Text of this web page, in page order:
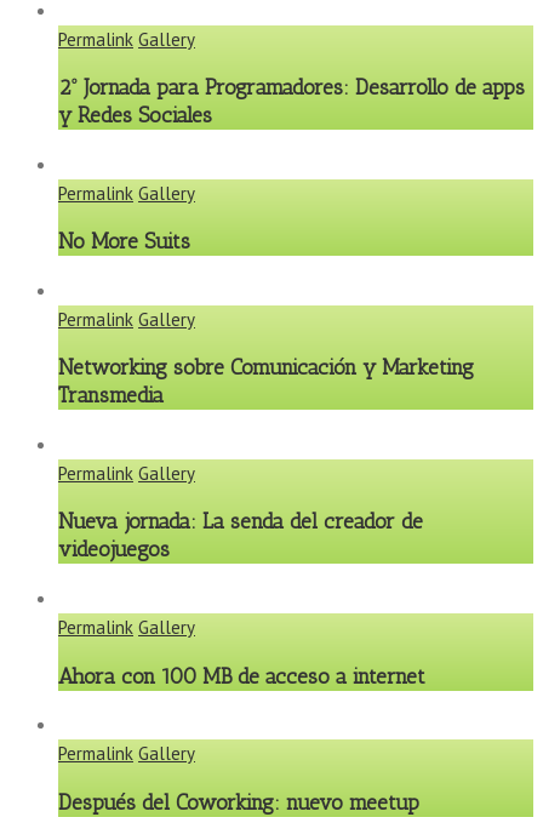
Permalink Gallery
2º Jornada para Programadores: Desarrollo de apps
y Redes Sociales
Permalink Gallery
No More Suits
Permalink Gallery
Networking sobre Comunicación y Marketing
Transmedia
Permalink Gallery
Nueva jornada: La senda del creador de
videojuegos
Permalink Gallery
Ahora con 100 MB de acceso a internet
Permalink Gallery
Después del Coworking: nuevo meetup